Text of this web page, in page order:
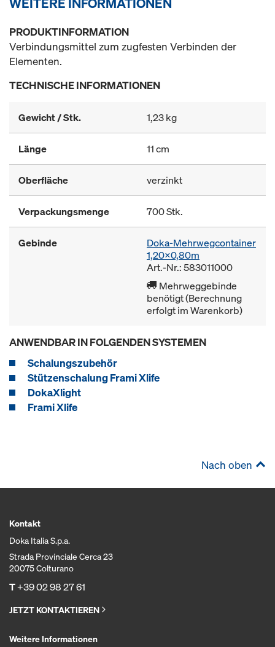
PRODUKTINFORMATION
Verbindungsmittel zum zugfesten Verbinden der
Elementen.
TECHNISCHE INFORMATIONEN
Gewicht / Stk. 1,23 kg
Länge 11 cm
Oberfläche verzinkt
Verpackungsmenge 700 Stk.
Gebinde
Doka-Mehrwegcontainer
1,20x0,80m
Art.-Nr.: 583011000
Mehrweggebinde
benötigt (Berechnung
erfolgt im Warenkorb)
ANWENDBAR IN FOLGENDEN SYSTEMEN
Schalungszubehör
Stützenschalung Frami Xlife
DokaXlight
Frami Xlife
Nach oben
Kontakt
Doka Italia S.p.a.
Strada Provinciale Cerca 23
20075 Colturano
T+39 02 98 27 61
JETZT KONTAKTIEREN
Weitere Informationen